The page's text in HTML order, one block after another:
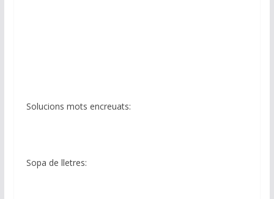
Solucions mots encreuats:
Sopa de lletres: